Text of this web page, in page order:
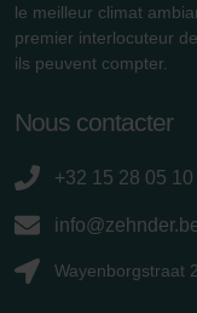
Zehnder Group AG:
Zehnder Group
Zehnder Group
Zehnder Group
Zehnder Group
Zehnder Group Italia
Zehnder Group İç
Zehnder Group
le meilleur climat
premier interlocuteur
ils peuvent compter.
Nous contacter
+32 15 28 05 10
Wayenborgstraat